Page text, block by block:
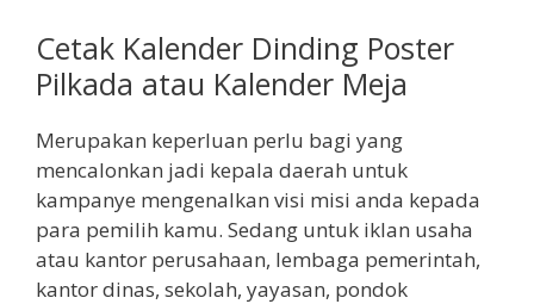
Cetak Kalender Dinding Poster
Pilkada atau Kalender Meja
Merupakan keperluan perlu bagi yang
mencalonkan jadi kepala daerah untuk
kampanye mengenalkan visi misi anda kepada
para pemilih kamu. Sedang untuk iklan usaha
atau kantor perusahaan, lembaga pemerintah,
kantor dinas, sekolah, yayasan, pondok